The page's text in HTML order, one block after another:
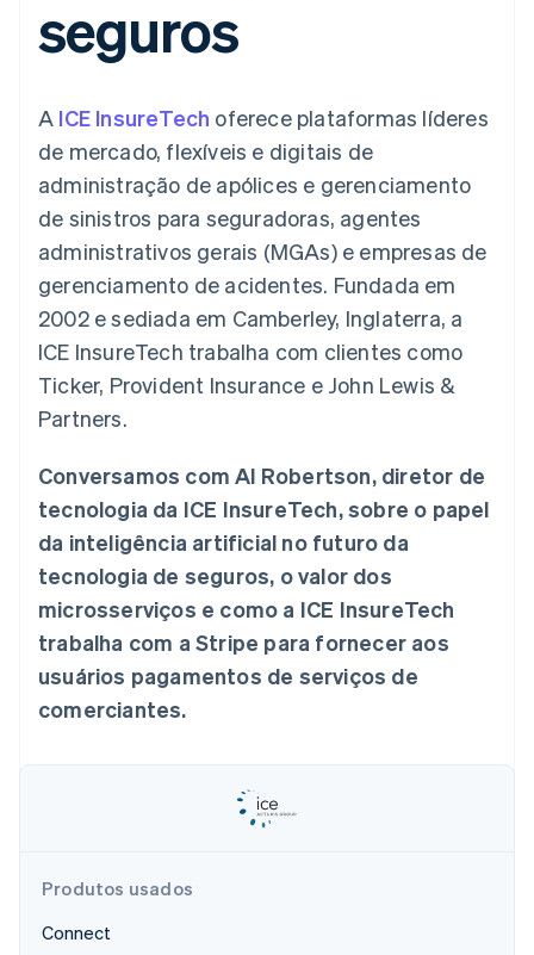
Formas de
pagamento
Acesso a mais
Terminal
presenciais
Authorization
Otimizações
de aceitação
Checkout
acelerado
Connections
Dados de
contas
vinculadas
Automação
contábil
personalizados
Data Pipeline
Sincronização
de dados
Mais
Product roadmap
Veja o que está chegando
Radar
Prevenção de fraudes
Atlas
Incorporação de startups
Climate
Remoção de carbono
Identity
Veja como a Stripe está construindo a infraestrutura
Marketplaces
Gestão dos valores
Plataformas
Por setor
Empresas de IA
Economia de criadores
Jogos
Hospitalidade, viagens
Seguros
Mídia e entretenimento
Serviços profissionais
Setor público
Varejo
Ecossistema
Parceiros
Stripe App Marketplace
Gerenciar assinaturas
Ofereça cobrança por
uso
stablecoins
Provisione e gerencie
serviços com agentes
Recursos
Integrações de
Exemplos de códigos
Blog de
desenvolvedores
Plano de ação do
produto
Carreiras
Sala de imprensa
Stripe Press
Contato
Fale com a equipe de
vendas
Seja um parceiro
seguros
A ICE InsureTech oferece plataformas líderes
de mercado, flexíveis e digitais de
administração de apólices e gerenciamento
de sinistros para seguradoras, agentes
administrativos gerais (MGAs) e empresas de
gerenciamento de acidentes. Fundada em
2002 e sediada em Camberley, Inglaterra, a
ICE InsureTech trabalha com clientes como
Ticker, Provident Insurance e John Lewis &
Partners.
Conversamos com Al Robertson, diretor de
tecnologia da ICE InsureTech, sobre o papel
da inteligência artificial no futuro da
tecnologia de seguros, o valor dos
microsserviços e como a ICE InsureTech
trabalha com a Stripe para fornecer aos
usuários pagamentos de serviços de
comerciantes.
Produtos usados
Connect